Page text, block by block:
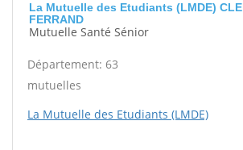
La Mutuelle des Etudiants (LMDE)
FERRAND
Mutuelle Santé Sénior
Département: 63
mutuelles
La Mutuelle des Etudiants (LMDE)